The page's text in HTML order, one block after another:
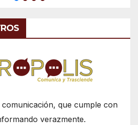
que cumple con
verazmente.